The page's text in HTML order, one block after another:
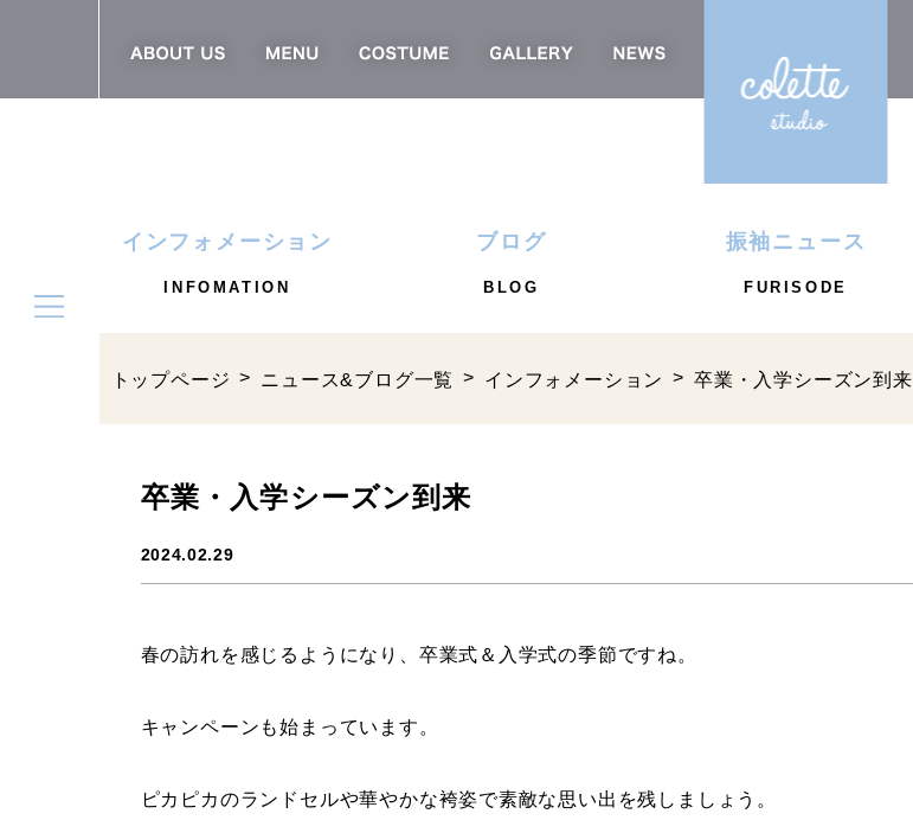
インフォメーション
INFOMATION
ブログ
BLOG
振袖ニュース
FURISODE
トップページ ニュース&ブログ一覧 インフォメーション 卒業・入学シーズン到来
卒業・入学シーズン到来
2024.02.29
春の訪れを感じるようになり、卒業式＆入学式の季節ですね。
キャンペーンも始まっています。
ピカピカのランドセルや華やかな袴姿で素敵な思い出を残しましょう。